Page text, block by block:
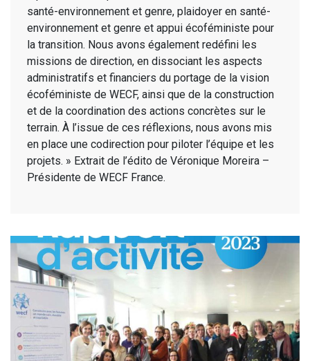
santé-environnement et genre, plaidoyer en santé-
environnement et genre et appui écoféministe pour
la transition. Nous avons également redéfini les
missions de direction, en dissociant les aspects
administratifs et financiers du portage de la vision
écoféministe de WECF, ainsi que de la construction
et de la coordination des actions concrètes sur le
terrain. À l’issue de ces réflexions, nous avons mis
en place une codirection pour piloter l’équipe et les
projets. » Extrait de l’édito de Véronique Moreira –
Présidente de WECF France.